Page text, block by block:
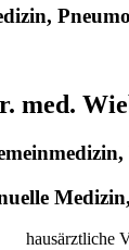
med.
hausärztliche